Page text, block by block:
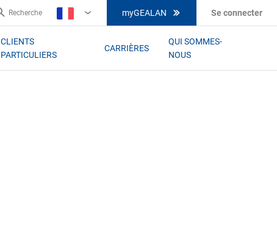
Recherche
FR
myGEALAN Se connecter
CLIENTS
PARTICULIERS
CARRIÈRES
QUI SOMMES-
NOUS